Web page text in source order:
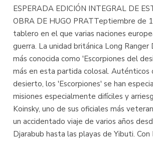
ESPERADA EDICIÓN INTEGRAL DE
OBRA DE HUGO PRATTeptiembre de
tablero en el que varias naciones
guerra. La unidad británica Long Ranger
más conocida como 'Escorpiones del
más en esta partida colosal. Auténticos
desierto, los 'Escorpiones' se han
misiones especialmente difíciles y
Koinsky, uno de sus oficiales más
un accidentado viaje de varios años
Djarabub hasta las playas de Yibuti. Con